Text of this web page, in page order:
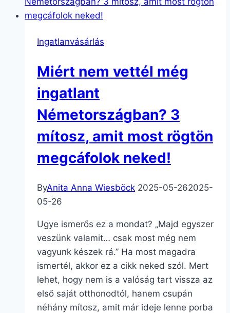
Ingatlanvásárlás
Miért nem vettél még
ingatlant
Németországban? 3
mítosz, amit most rögtön
megcáfolok neked!
ByAnita Anna Wiesböck 2025-05-262025-
05-26
Ugye ismerős ez a mondat? „Majd egyszer
veszünk valamit… csak most még nem
vagyunk készek rá.” Ha most magadra
ismertél, akkor ez a cikk neked szól. Mert
lehet, hogy nem is a valóság tart vissza az
első saját otthonodtól, hanem csupán
néhány mítosz, amit már ideje lenne porba